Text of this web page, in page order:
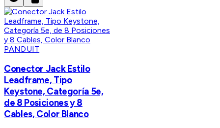
PANDUIT
Conector Jack Estilo
Leadframe, Tipo
Keystone, Categoría 5e,
de 8 Posiciones y 8
Cables, Color Blanco